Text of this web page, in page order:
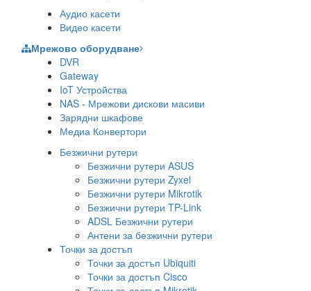
Аудио касети
Видео касети
Мрежово оборудване
DVR
Gateway
IoT Устройства
NAS - Мрежови дискови масиви
Зарядни шкафове
Медиа Конвертори
Безжични рутери
Безжични рутери ASUS
Безжични рутери Zyxel
Безжични рутери Mikrotik
Безжични рутери TP-Link
ADSL Безжични рутери
Антени за безжични рутери
Точки за достъп
Точки за достъп Ubiquiti
Точки за достъп Cisco